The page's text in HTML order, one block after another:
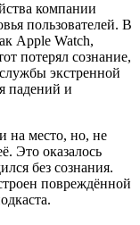
компании
пользователей. В
Apple Watch,
потерял сознание,
экстренной
падений и
на место, но, не
Это оказалось
без сознания.
повреждённой